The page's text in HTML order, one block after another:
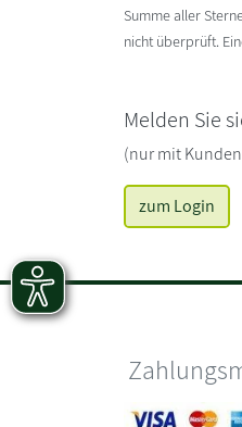
Summe aller
nicht überprüft.
Melden Sie
(nur mit
zum Login